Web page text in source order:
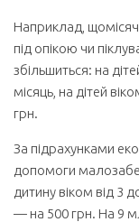
Наприклад,
під опікою чи
збільшиться: на
місяць, на дітей
грн.
За підрахунками
допомоги
дитину віком від 3
— на 500 грн. На 9